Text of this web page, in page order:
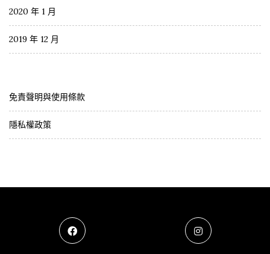
2020 年 1 月
2019 年 12 月
免責聲明與使用條款
隱私權政策